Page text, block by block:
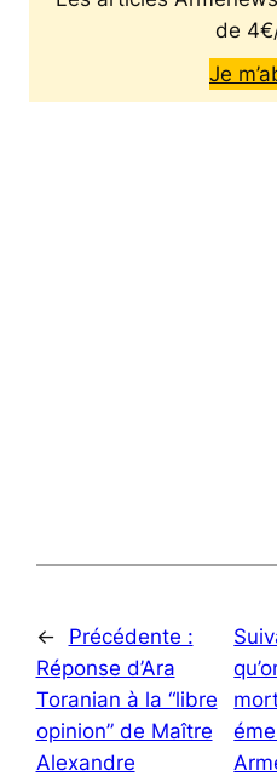
de
Je
←
Précédente :
Réponse d’Ara
Toranian à la “libre
opinion” de Maître
Alexandre